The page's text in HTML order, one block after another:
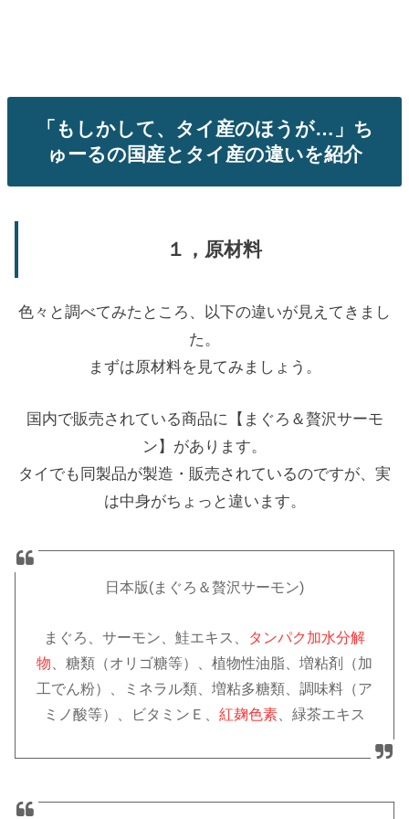
「もしかして、タイ産のほうが…」ち
ゅーるの国産とタイ産の違いを紹介
１，原材料
色々と調べてみたところ、以下の違いが見えてきまし
た。
まずは原材料を見てみましょう。
国内で販売されている商品に【まぐろ＆贅沢サーモ
ン】があります。
タイでも同製品が製造・販売されているのですが、実
は中身がちょっと違います。
日本版(まぐろ＆贅沢サーモン)
まぐろ、サーモン、鮭エキス、
タンパク加水分解
物 、糖類（オリゴ糖等）、植物性油脂、増粘剤（加
工でん粉）、ミネラル類、増粘多糖類、調味料（ア
ミノ酸等）、ビタミンＥ、 紅麹色素 、緑茶エキス